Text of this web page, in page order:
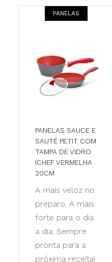
PANELAS
PANELAS SAUCE E
SAUTÉ PETIT COM
TAMPA DE VIDRO
ICHEF VERMELHA
20CM
A mais veloz no
preparo. A mais
forte para o dia
a dia. Sempre
pronta para a
próxima receita!